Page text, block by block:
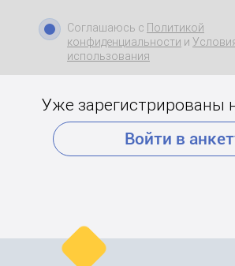
Соглашаюсь с Политикой
конфиденциальности и
использования
Уже зарегистрированы
Войти в